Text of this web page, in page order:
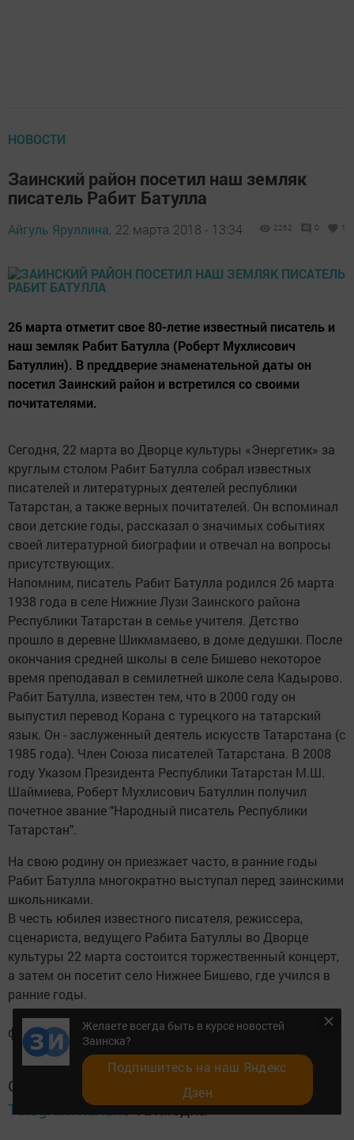
НОВОСТИ
Заинский район посетил наш земляк
писатель Рабит Батулла
Айгуль Яруллина, 22 марта 2018 - 13:34 2262 0 1
26 марта отметит свое 80-летие известный писатель и
наш земляк Рабит Батулла (Роберт Мухлисович
Батуллин). В преддверие знаменательной даты он
посетил Заинский район и встретился со своими
почитателями.
Сегодня, 22 марта во Дворце культуры «Энергетик» за
круглым столом Рабит Батулла собрал известных
писателей и литературных деятелей республики
Татарстан, а также верных почитателей. Он вспоминал
свои детские годы, рассказал о значимых событиях
своей литературной биографии и отвечал на вопросы
присутствующих.
Напомним, писатель Рабит Батулла родился 26 марта
1938 года в селе Нижние Лузи Заинского района
Республики Татарстан в семье учителя. Детство
прошло в деревне Шикмамаево, в доме дедушки. После
окончания средней школы в селе Бишево некоторое
время преподавал в семилетней школе села Кадырово.
Рабит Батулла, известен тем, что в 2000 году он
выпустил перевод Корана с турецкого на татарский
язык. Он - заслуженный деятель искусств Татарстана (с
1985 года). Член Союза писателей Татарстана. В 2008
году Указом Президента Республики Татарстан М.Ш.
Шаймиева, Роберт Мухлисович Батуллин получил
почетное звание "Народный писатель Республики
Татарстан".
На свою родину он приезжает часто, в ранние годы
Рабит Батулла многократно выступал перед заинскими
школьниками.
В честь юбилея известного писателя, режиссера,
сценариста, ведущего Рабита Батуллы во Дворце
культуры 22 марта состоится торжественный концерт,
а затем он посетит село Нижнее Бишево, где учился в
ранние годы.
фото автора
Следите за самым важным и интересным в
Telegram-каналеТатмедиа
Желаете всегда быть в курсе новостей
Заинска?
Подпишитесь на наш Яндекс
Дзен